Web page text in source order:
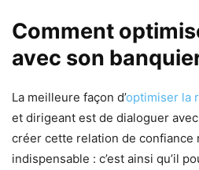
Comment
avec son
La meilleure façon d’optimiser la
et dirigeant est de dialoguer
créer cette relation de confiance
indispensable : c’est ainsi qu’il